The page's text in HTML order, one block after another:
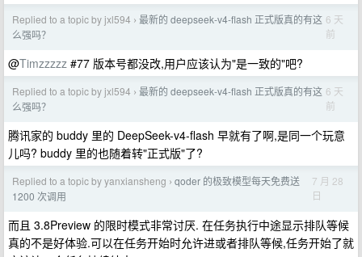
Replied to a topic by jxl594 › 最新的 deepseek-v4-flash 正式版真的有这
么强吗？
6 天
前
@Timzzzzz #77 版本号都没改,用户应该认为"是一致的"吧?
Replied to a topic by jxl594 › 最新的 deepseek-v4-flash 正式版真的有这
么强吗？
6 天
前
腾讯家的 buddy 里的 DeepSeek-v4-flash 早就有了啊,是同一个玩意
儿吗? buddy 里的也随着转"正式版"了?
Replied to a topic by yanxiansheng › qoder 的极致模型每天免费送
1200 次调用
7 月 28
日
而且 3.8Preview 的限时模式非常讨厌. 在任务执行中途显示排队等候
真的不是好体验.可以在任务开始时允许进或者排队等候,任务开始了就